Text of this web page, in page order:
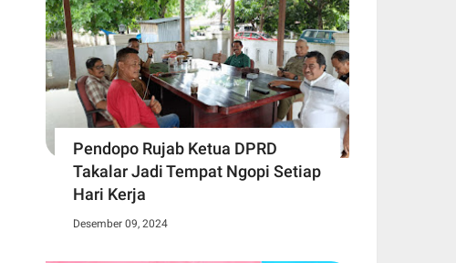
Pendopo Rujab Ketua DPRD
Takalar Jadi Tempat Ngopi Setiap
Hari Kerja
Desember 09, 2024